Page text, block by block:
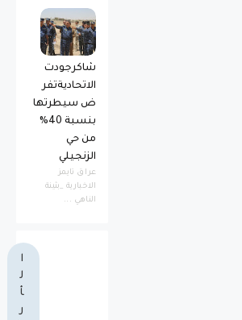
شاكرجودت
الاتحاديةتفر
ض سيطرتها
بنسبة 40%
من حي
الزنجيلي
عراق تايمز
الاخبارية _بثينة
الناهي ...
ا
ل
أ
ر